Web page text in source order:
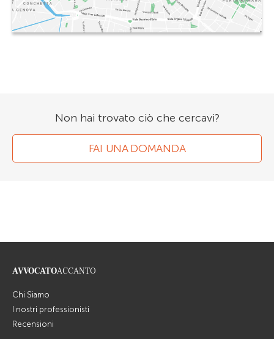
Non hai trovato ciò che cercavi?
FAI UNA DOMANDA
AVVOCATOACCANTO
Chi Siamo
I nostri professionisti
Recensioni